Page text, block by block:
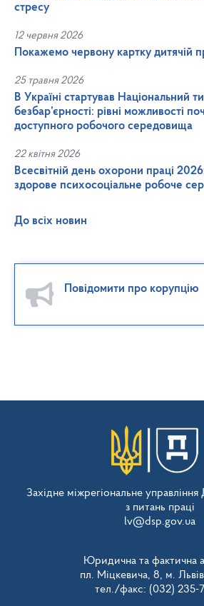
стресу
12 червня 2026
Покажемо червону картку дитячій
25 травня 2026
В Україні стартував Національний
безбар’єрності: рівні можливості
доступного робочого середовища
22 квітня 2026
Всесвітній день охорони праці
здорове психосоціальне робоче
До всіх новин
Повідомити про корупцію
Західне міжрегіональне
з питань праці
lv@dsp.gov.ua
Юридична та фактична
пл. Міцкевича, 8, м.
тел./факс: (032) 235-